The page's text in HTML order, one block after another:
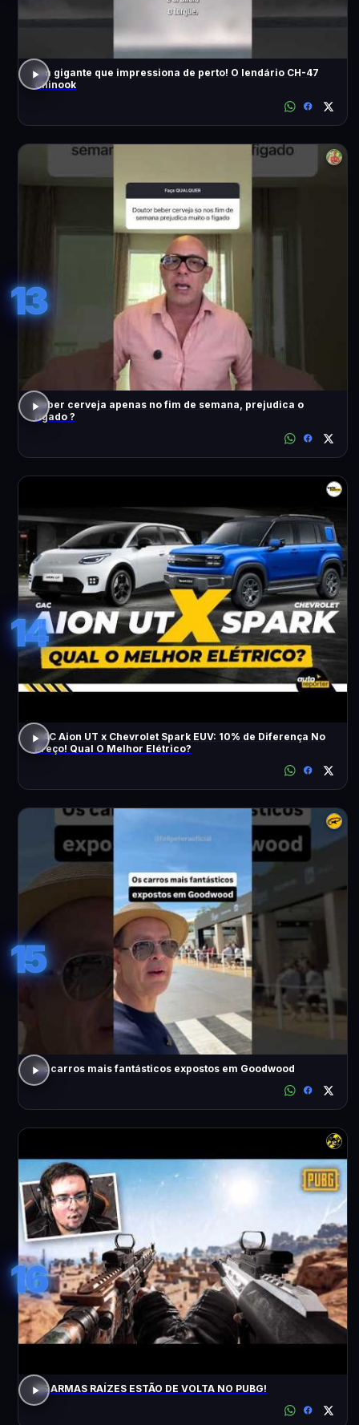
Um gigante que impressiona de perto! O lendário CH-47
Chinook
13
Beber cerveja apenas no fim de semana, prejudica o
fígado ?
14
GAC Aion UT x Chevrolet Spark EUV: 10% de Diferença No
Preço! Qual O Melhor Elétrico?
15
Os carros mais fantásticos expostos em Goodwood
16
AS ARMAS RAÍZES ESTÃO DE VOLTA NO PUBG!